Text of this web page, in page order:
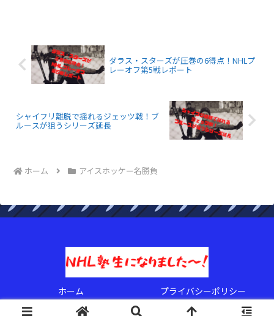
ダラス・スターズが圧巻の6得点！NHLプ
レーオフ第5戦レポート
シャイフリ離脱で揺れるジェッツ戦！ブ
ルースが狙うシリーズ延長
ホーム アイスホッケー名勝負
ホーム
プライバシーポリシー
© 2022 NHL塾生になりましたぁ〜！.